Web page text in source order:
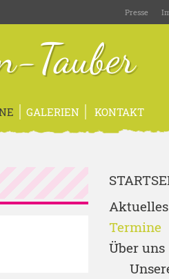
Presse
Tauber
GALERIEN KONTAKT
Aktuelles
Termine
Über uns